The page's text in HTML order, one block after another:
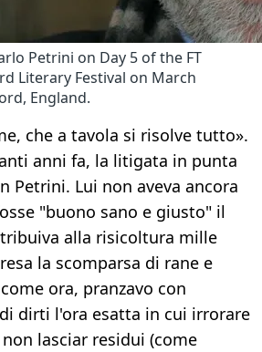
Petrini on Day 5 of the FT
Literary Festival on March
England.
che a tavola si risolve tutto».
anni fa, la litigata in punta
Petrini. Lui non aveva ancora
"buono sano e giusto" il
alla risicoltura mille
la scomparsa di rane e
ora, pranzavo con
dirti l'ora esatta in cui irrorare
lasciar residui (come